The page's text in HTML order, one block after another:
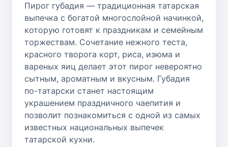
Пирог губадия — традиционная татарская
выпечка с богатой многослойной начинкой,
которую готовят к праздникам и семейным
торжествам. Сочетание нежного теста,
красного творога корт, риса, изюма и
вареных яиц делает этот пирог невероятно
сытным, ароматным и вкусным. Губадия
по-татарски станет настоящим
украшением праздничного чаепития и
позволит познакомиться с одной из самых
известных национальных выпечек
татарской кухни.